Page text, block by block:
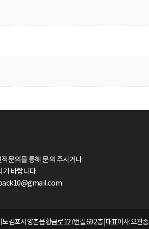
문의를 통해 문의 주시거나
기 바랍니다.
김포시 양촌읍 황금로 127번길 69 2층 | 대표이사: 오관종